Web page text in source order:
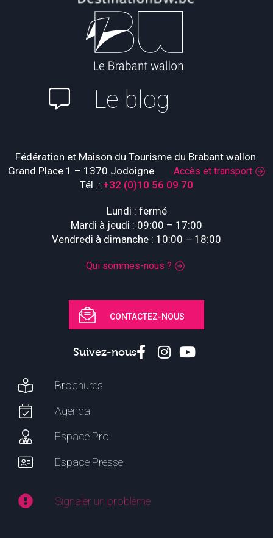
Le blog
Fédération et Maison du Tourisme du Brabant wallon
Grand Place 1 – 1370 Jodoigne Accès et transport
Tél. : +32 (0)10 56 09 70
Lundi : fermé
Mardi à jeudi : 09:00 – 17:00
Vendredi à dimanche : 10:00 – 18:00
Qui sommes-nous ?
CONTACTEZ-NOUS
Suivez-nous
Brochures
Agenda
Espace Pro
Espace Presse
Signaler un problème